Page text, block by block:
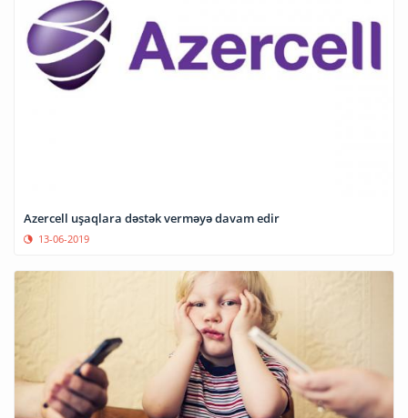
Azercell uşaqlara dəstək verməyə davam edir
13-06-2019